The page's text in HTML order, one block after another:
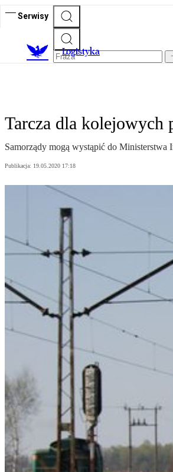
Serwisy
Logistyka
Tarcza dla kolejowych
Samorządy mogą wystąpić do
Publikacja: 19.05.2020 17:18